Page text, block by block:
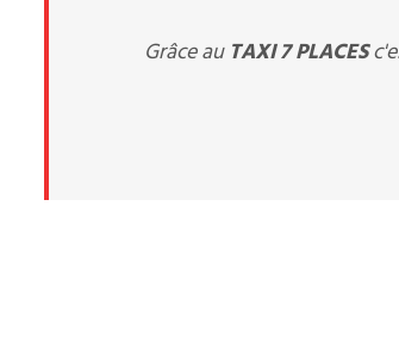
Grâce au TAXI 7 PLACES